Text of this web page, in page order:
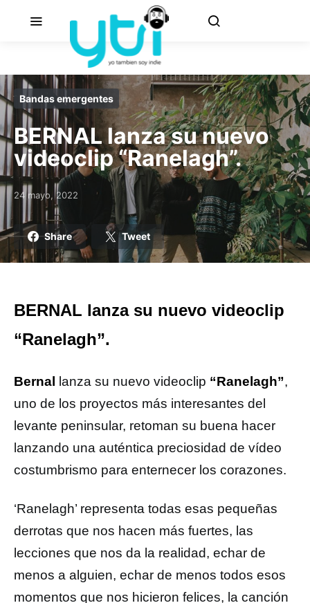
Bandas emergentes
BERNAL lanza su nuevo
videoclip “Ranelagh”.
Posted on
24 mayo, 2022
Share Tweet
BERNAL lanza su nuevo videoclip
“Ranelagh”.
Bernal lanza su nuevo videoclip “Ranelagh”,
uno de los proyectos más interesantes del
levante peninsular, retoman su buena hacer
lanzando una auténtica preciosidad de vídeo
costumbrismo para enternecer los corazones.
‘Ranelagh’ representa todas esas pequeñas
derrotas que nos hacen más fuertes, las
lecciones que nos da la realidad, echar de
menos a alguien, echar de menos todos esos
momentos que nos hicieron felices, la canción